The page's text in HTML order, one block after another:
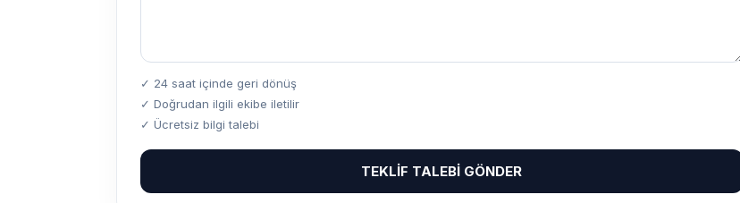
✓ 24 saat içinde geri dönüş
✓ Doğrudan ilgili ekibe iletilir
✓ Ücretsiz bilgi talebi
TEKLIF TALEBI GÖNDER